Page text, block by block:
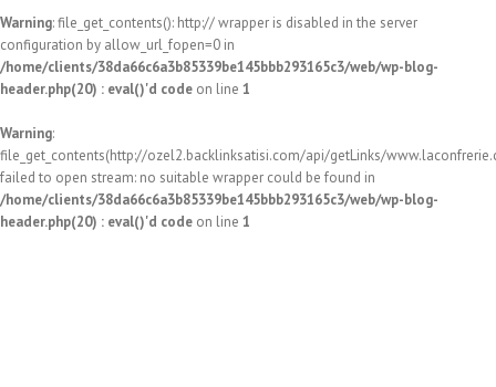
Warning: file_get_contents(): http:// wrapper is disabled in the server
configuration by allow_url_fopen=0 in
/home/clients/38da66c6a3b85339be145bbb293165c3/web/wp-blog-
header.php(20) : eval()'d code on line 1
Warning:
file_get_contents(http://ozel2.backlinksatisi.com/api/getLinks/
failed to open stream: no suitable wrapper could be found in
/home/clients/38da66c6a3b85339be145bbb293165c3/web/wp-blog-
header.php(20) : eval()'d code on line 1